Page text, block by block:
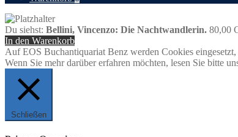
Du siehst: Bellini, Vincenzo: Die Nachtwandlerin. 80,00
In den Warenkorb
Auf EOS Buchantiquariat Benz werden Cookies
Wenn Sie mehr darüber erfahren möchten, lesen Sie bitte
Schließen